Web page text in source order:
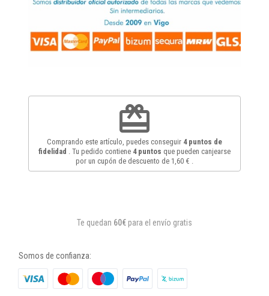
redeem
Comprando este artículo, puedes conseguir 4puntos de
fidelidad
. Tu pedido contiene 4puntos que pueden canjearse
por un cupón de descuento de 1,60 €
Te quedan 60€ para el envío gratis
Somos de confianza: